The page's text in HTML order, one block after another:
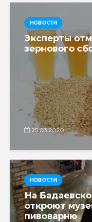
НОВОСТИ
Эксперты
зернового
25.03.2020
НОВОСТИ
На
откроют
пивоварню